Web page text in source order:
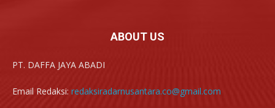
ABOUT US
PT. DAFFA JAYA ABADI
Email Redaksi: redaksiradarnusantara.co@gmail.com